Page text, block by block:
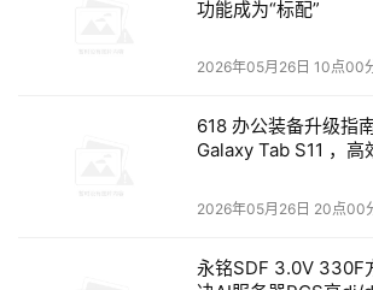
DLT向美国政府兜售LeftHand的存储设
DLT Solutions日前宣布从即日起将向
的分支机构（如联邦政府、州府和市政
功能成为“标配”
2026年05月26日 10点00
618 办公装备升级指
Galaxy Tab S11 ，高
2026年05月26日 20点00
永铭SDF 3.0V 330F